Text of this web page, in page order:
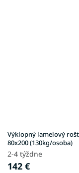
Výklopný lamelový
80x200 (130kg/osoba)
2-4 týždne
142 €